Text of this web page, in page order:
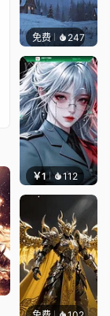
免费 247
￥1 112 宅婳氏